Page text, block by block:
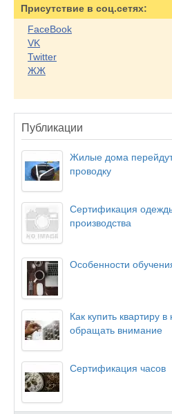
Присутствие в соц.сетях:
FaceBook
VK
Twitter
ЖЖ
Публикации
Жилые дома
проводку
Сертификация
производства
Особенности
Как купить квартиру
обращать внимание
Сертификация часов